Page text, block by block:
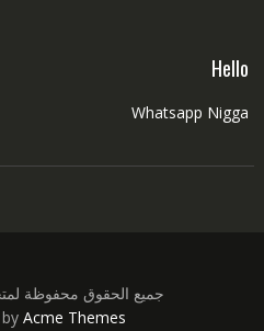
Hello
Whatsapp Nigga
جميع الحقوق محفوظة
Acme Themes